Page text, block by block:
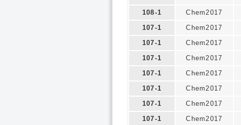
108-1
Chem2017
107-1
Chem2017
107-1
Chem2017
107-1
Chem2017
107-1
Chem2017
107-1
Chem2017
107-1
Chem2017
107-1
Chem2017